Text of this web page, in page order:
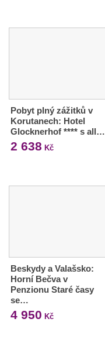
Pobyt plný zážitků v
Korutanech: Hotel
Glocknerhof **** s all…
2 638 Kč
Beskydy a Valašsko:
Horní Bečva v
Penzionu Staré časy
se…
4 950 Kč